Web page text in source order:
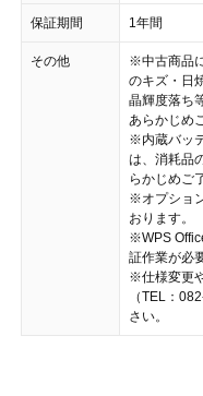
保証期間 1年間
その他
※中古商品
のキズ・日
晶輝度落ち
あらかじめ
※内蔵バッ
は、消耗品
らかじめご
※オプショ
おります。
※WPS
証作業が必
※仕様変更
（TEL：
さい。